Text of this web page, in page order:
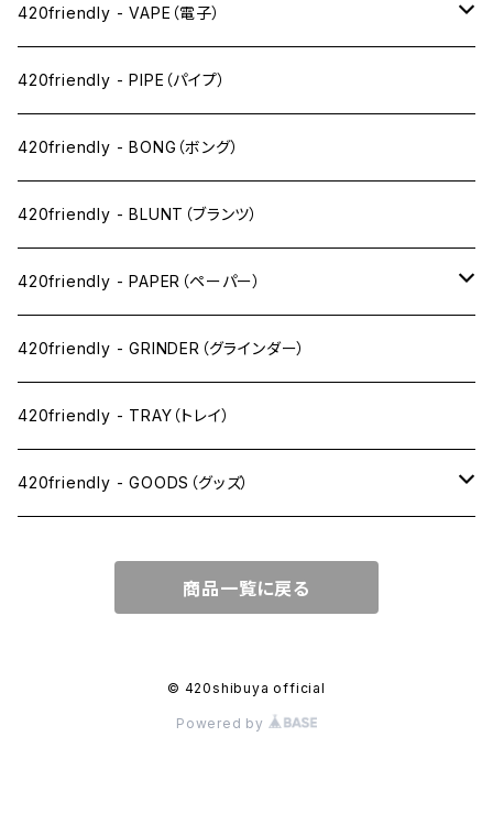
420friendly - VAPE（電子）
ペン下
ニコパフ系
ドライ系
ワックス系
420friendly - PIPE（パイプ）
420friendly - BONG（ボング）
420friendly - BLUNT（ブランツ）
420friendly - PAPER（ペーパー）
SW(シングルワイド）サイズ
1 1/4サイズ
キングサイズスリム
キングサイズワイド
420friendly - GRINDER（グラインダー）
420friendly - TRAY（トレイ）
420friendly - GOODS（グッズ）
JOINT（ジョイント系）
CLEANING（掃除・保管）
商品一覧に戻る
© 420shibuya official
Powered by